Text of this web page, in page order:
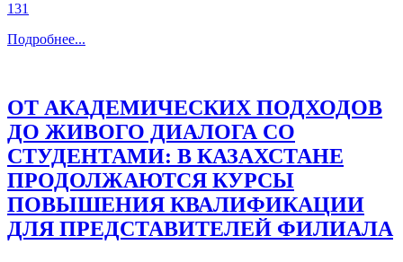
131
Подробнее...
ОТ АКАДЕМИЧЕСКИХ ПОДХОДОВ
ДО ЖИВОГО ДИАЛОГА СО
СТУДЕНТАМИ: В КАЗАХСТАНЕ
ПРОДОЛЖАЮТСЯ КУРСЫ
ПОВЫШЕНИЯ КВАЛИФИКАЦИИ
ДЛЯ ПРЕДСТАВИТЕЛЕЙ ФИЛИАЛА